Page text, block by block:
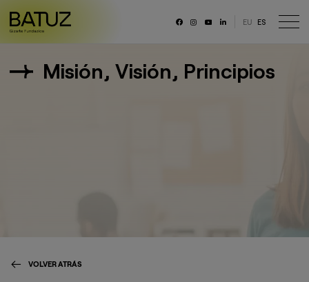
Fundación
EU ES
Misión, Visión, Principios
VOLVER ATRÁS